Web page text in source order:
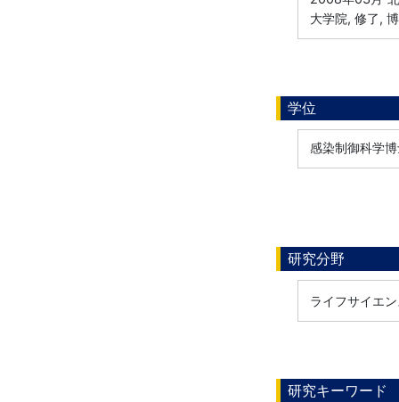
大学院, 修了,
学位
感染制御科学
研究分野
ライフサイエ
研究キーワード